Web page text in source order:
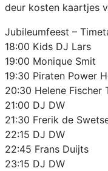
deur kosten kaartjes
Jubileumfeest –
18:00 Kids DJ Lars
19:00 Monique Smit
19:30 Piraten Power
20:30 Helene Fischer
21:00 DJ DW
21:30 Frerik de
22:15 DJ DW
22:45 Frans Duijts
23:15 DJ DW